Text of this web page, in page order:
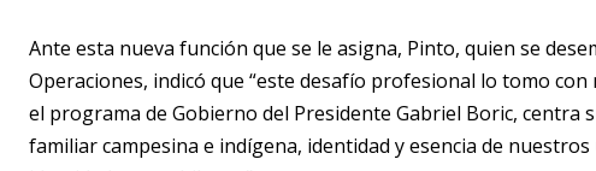
Ante esta nueva función que se le asigna, Pinto, quien se
Operaciones, indicó que “este desafío profesional lo tomo
el programa de Gobierno del Presidente Gabriel Boric,
familiar campesina e indígena, identidad y esencia de